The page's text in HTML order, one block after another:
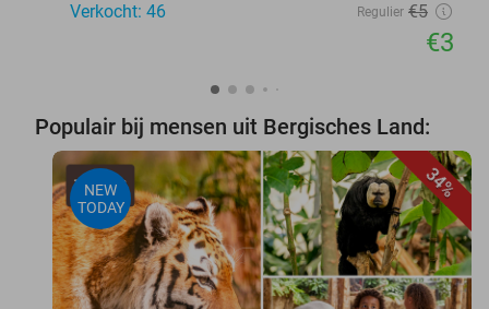
Verkocht: 46 Regulier €5
€3
Populair bij mensen uit Bergisches Land:
34%
NEW
TODAY